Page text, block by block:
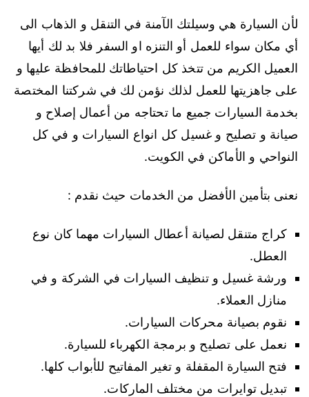
لأن السيارة هي وسيلتك الآمنة في التنقل و الذهاب الى
أي مكان سواء للعمل أو التنزه او السفر فلا بد لك أيها
العميل الكريم من تتخذ كل احتياطاتك للمحافظة عليها و
على جاهزيتها للعمل لذلك نؤمن لك في شركتنا المختصة
بخدمة السيارات جميع ما تحتاجه من أعمال إصلاح و
صيانة و تصليح و غسيل كل انواع السيارات و في كل
النواحي و الأماكن في الكويت.
نعنى بتأمين الأفضل من الخدمات حيث نقدم :
كراج متنقل لصيانة أعطال السيارات مهما كان نوع
العطل.
ورشة غسيل و تنظيف السيارات في الشركة و في
منازل العملاء.
نقوم بصيانة محركات السيارات.
نعمل على تصليح و برمجة الكهرباء للسيارة.
فتح السيارة المقفلة و تغير المفاتيح للأبواب كلها.
تبديل توايرات من مختلف الماركات.